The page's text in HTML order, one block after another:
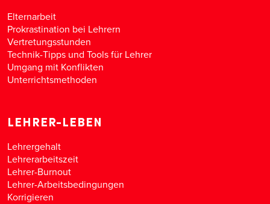
Elternarbeit
Prokrastination bei Lehrern
Vertretungsstunden
Technik-Tipps und Tools für Lehrer
Umgang mit Konflikten
Unterrichtsmethoden
LEHRER-LEBEN
Lehrergehalt
Lehrerarbeitszeit
Lehrer-Burnout
Lehrer-Arbeitsbedingungen
Korrigieren